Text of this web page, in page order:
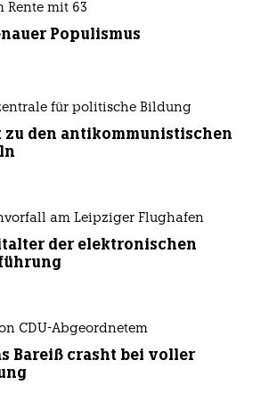
Rente mit 63
Populismus
für politische Bildung
zu den antikommunistischen
am Leipziger Flughafen
der elektronischen
CDU-Abgeordnetem
Bareiß crasht bei voller